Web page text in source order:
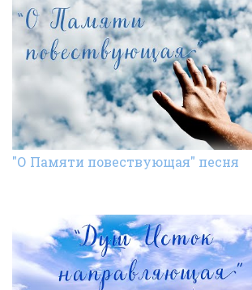
"О Памяти повествующая" песня